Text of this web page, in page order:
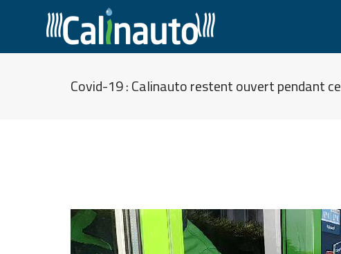
Covid-19 : Calinauto restent ouvert pendant